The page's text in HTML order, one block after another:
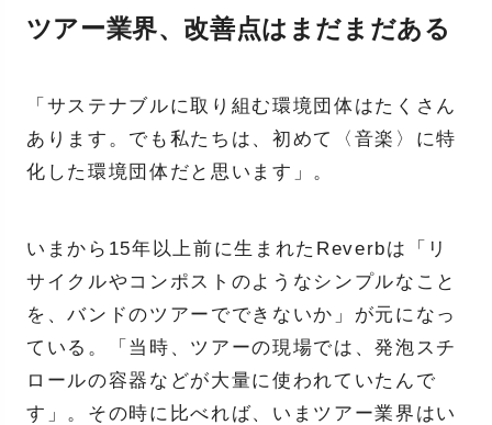
ツアー業界、改善点はまだまだある
「サステナブルに取り組む環境団体はたくさん
あります。でも私たちは、初めて〈音楽〉に特
化した環境団体だと思います」。
いまから15年以上前に生まれたReverbは「リ
サイクルやコンポストのようなシンプルなこと
を、バンドのツアーでできないか」が元になっ
ている。「当時、ツアーの現場では、発泡スチ
ロールの容器などが大量に使われていたんで
す」。その時に比べれば、いまツアー業界はい